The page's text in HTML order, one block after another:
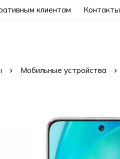
клиентам Контакты
Мобильные устройства